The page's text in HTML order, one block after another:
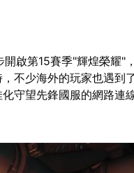
啟第15賽季"輝煌榮耀"
不少海外的玩家也遇到
守望先鋒國服的網路連